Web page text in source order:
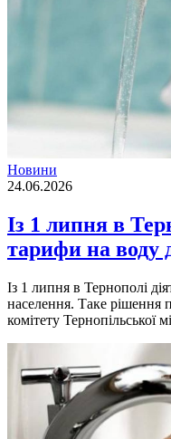
Новини
24.06.2026
Із 1 липня в
тарифи на воду
Із 1 липня в Тернополі
населення. Таке рішення
комітету Тернопільської